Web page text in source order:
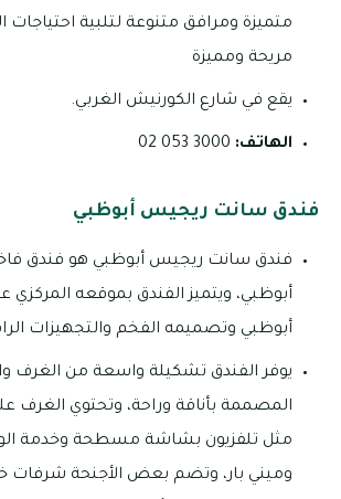
متميزة ومرافق متنوعة لتلبية احتياجات
مريحة ومميزة
يقع في شارع الكورنيش الغربي.
الهاتف:
فندق سانت ريجيس أبوظبي
فندق سانت ريجيس أبوظبي هو فندق
أبوظبي، ويتميز الفندق بموقعه المركزي
أبوظبي وتصميمه الفخم والتجهيزات
يوفر الفندق تشكيلة واسعة من الغرف
المصممة بأناقة وراحة، وتحتوي الغرف
مثل تلفزيون بشاشة مسطحة وخدمة
وميني بار، وتضم بعض الأجنحة شرفات